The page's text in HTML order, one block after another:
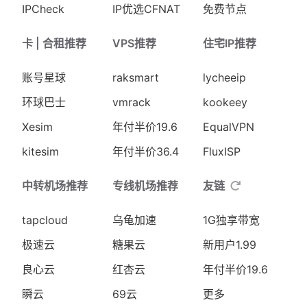
IPCheck IP优选CFNAT 免费节点
卡 | 合租推荐
账号星球
环球巴士
Xesim
kitesim
VPS推荐
raksmart
vmrack
年付半价19.6
年付半价36.4
住宅IP推荐
lycheeip
kookeey
EqualVPN
FluxISP
中转机场推荐
tapcloud
极速云
良心云
瞬云
专线机场推荐
乌龟加速
糖果云
红杏云
69云
友链
1G独享带宽
新用户1.99
年付半价19.6
更多